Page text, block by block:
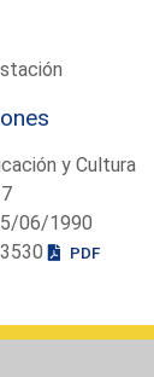
y Cultura
06/1990
3530
PDF